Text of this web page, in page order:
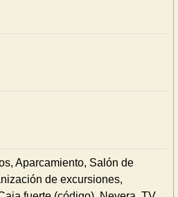
Aparcamiento, Salón de
de excursiones,